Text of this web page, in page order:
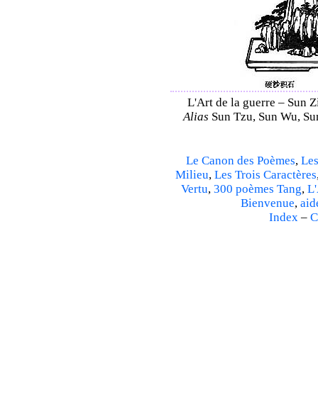
L'Art de la guerre – Sun
Alias Sun Tzu, Sun Wu,
Le Canon des Poèmes,
Milieu, Les Trois Caractères
Vertu, 300 poèmes Tang,
Bienvenue,
Index–